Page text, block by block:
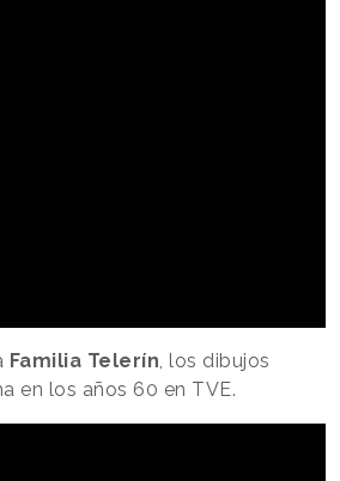
Familia Telerín , los dibujos
en los años 60 en TVE.